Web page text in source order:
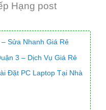
Hạng post
Sửa Nhanh Giá Rẻ
3 – Dịch Vụ Giá Rẻ
Đặt PC Laptop Tại Nhà